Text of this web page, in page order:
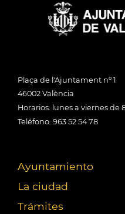
Plaça de l'Ajuntament nº 1
46002 València
Horarios: lunes a viernes de
Teléfono: 963 52 54 78
Ayuntamiento
La ciudad
Trámites